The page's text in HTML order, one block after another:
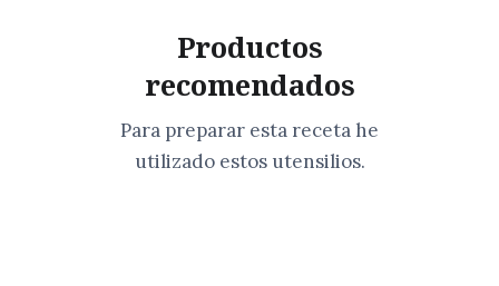
Productos
recomendados
Para preparar esta receta he
utilizado estos utensilios.